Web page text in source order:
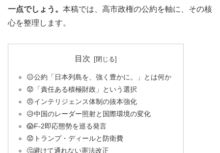
一点でしょう。 本稿では、高市政権の公約を軸に、その核
心を整理します。
目次
😐公約「日本列島を、強く豊かに。」とは何か
😟「責任ある積極財政」という選択
😠インテリジェンス体制の抜本強化
😥中国のレーダー照射と国際環境の変化
😱F-2即応態勢を巡る発言
😟トランプ・ディールと防衛費
🤔避けて通れない憲法改正